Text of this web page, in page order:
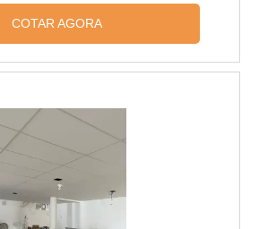
mineral, projetado para
manutenção e
acústica controlada,
iluminação e climatização,
usado em escritórios,
e ambientes comerciais.
COTAR AGORA